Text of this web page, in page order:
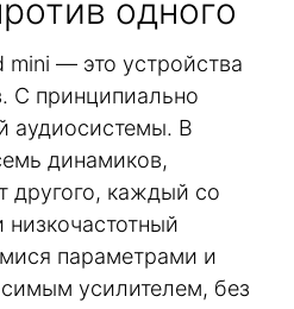
одного
mini — это устройства
С принципиально
аудиосистемы. В
динамиков,
другого, каждый со
параметрами и
усилителем, без